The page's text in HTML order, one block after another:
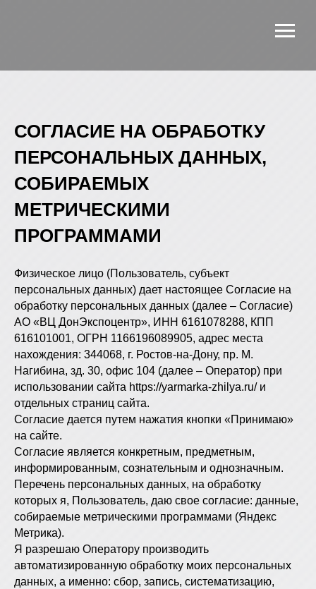
СОГЛАСИЕ НА ОБРАБОТКУ
ПЕРСОНАЛЬНЫХ ДАННЫХ,
СОБИРАЕМЫХ
МЕТРИЧЕСКИМИ
ПРОГРАММАМИ
Физическое лицо (Пользователь, субъект
персональных данных) дает настоящее Согласие на
обработку персональных данных (далее – Согласие)
АО «ВЦ ДонЭкспоцентр», ИНН 6161078288, КПП
616101001, ОГРН 1166196089905, адрес места
нахождения: 344068, г. Ростов-на-Дону, пр. М.
Нагибина, зд. 30, офис 104 (далее – Оператор) при
использовании сайта https://yarmarka-zhilya.ru/ и
отдельных страниц сайта.
Согласие дается путем нажатия кнопки «Принимаю»
на сайте.
Согласие является конкретным, предметным,
информированным, сознательным и однозначным.
Перечень персональных данных, на обработку
которых я, Пользователь, даю свое согласие: данные,
собираемые метрическими программами (Яндекс
Метрика).
Я разрешаю Оператору производить
автоматизированную обработку моих персональных
данных, а именно: сбор, запись, систематизацию,